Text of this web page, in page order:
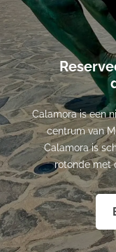
Calamora is een
centrum van
Calamora is
rotonde met